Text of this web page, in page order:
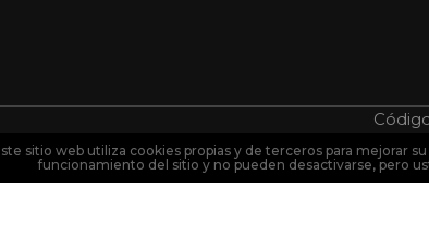
sitio web utiliza cookies propias y de terceros para mejorar
funcionamiento del sitio y no pueden desactivarse, pero